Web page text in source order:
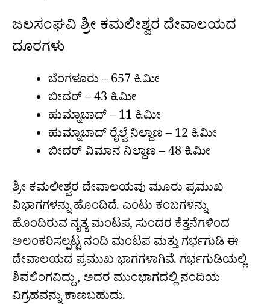
ಜಲಸಂಘವಿ ಶ್ರೀ ಕಮಲೀಶ್ವರ ದೇವಾಲಯದ
ದೂರಗಳು
ಬೆಂಗಳೂರು – 657 ಕಿ.ಮೀ
ಬೀದರ್ – 43 ಕಿ.ಮೀ
ಹುಮ್ನಾಬಾದ್ – 11 ಕಿ.ಮೀ
ಹುಮ್ನಾಬಾದ್ ರೈಲ್ವೆ ನಿಲ್ದಾಣ – 12 ಕಿ.ಮೀ
ಬೀದರ್ ವಿಮಾನ ನಿಲ್ದಾಣ – 48 ಕಿ.ಮೀ
ಶ್ರೀ ಕಮಲೀಶ್ವರ ದೇವಾಲಯವು ಮೂರು ಪ್ರಮುಖ
ವಿಭಾಗಗಳನ್ನು ಹೊಂದಿದೆ. ಎಂಟು ಕಂಬಗಳನ್ನು
ಹೊಂದಿರುವ ನೃತ್ಯ ಮಂಟಪ, ಸುಂದರ ಕೆತ್ತನೆಗಳಿಂದ
ಅಲಂಕರಿಸಲ್ಪಟ್ಟ ನಂದಿ ಮಂಟಪ ಮತ್ತು ಗರ್ಭಗುಡಿ ಈ
ದೇವಾಲಯದ ಪ್ರಮುಖ ಭಾಗಗಳಾಗಿವೆ. ಗರ್ಭಗುಡಿಯಲ್ಲಿ
ಶಿವಲಿಂಗವಿದ್ದು, ಅದರ ಮುಂಭಾಗದಲ್ಲಿ ನಂದಿಯ
ವಿಗ್ರಹವನ್ನು ಕಾಣಬಹುದು.